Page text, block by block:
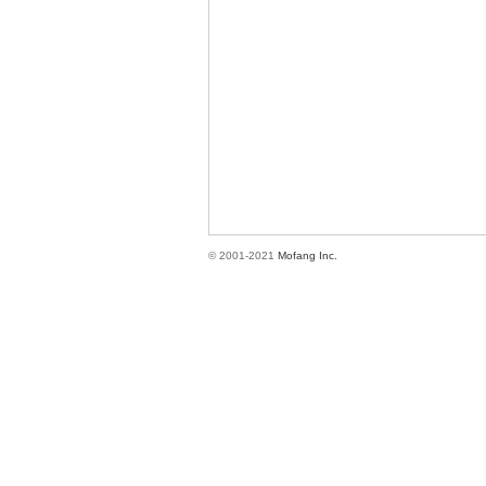
© 2001-2021 Mofang Inc.